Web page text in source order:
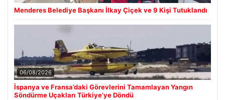
Menderes Belediye Başkanı İlkay Çiçek ve 9 Kişi Tutuklandı
06/08/2026
İspanya ve Fransa’daki Görevlerini Tamamlayan Yangın
Söndürme Uçakları Türkiye’ye Döndü